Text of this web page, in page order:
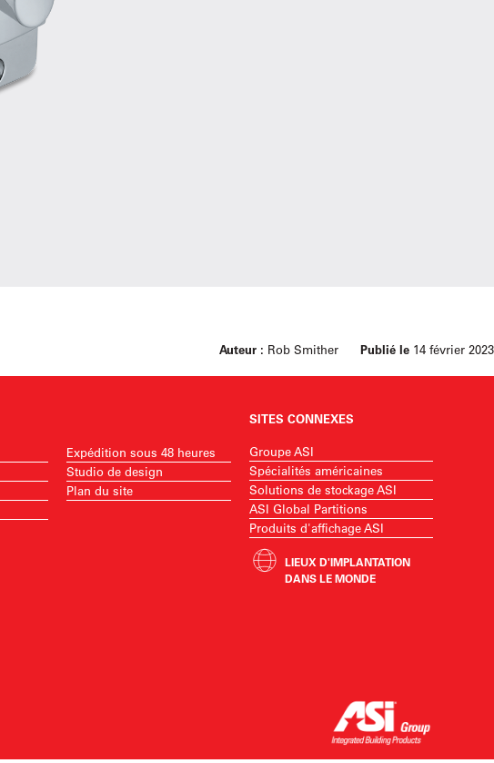
Auteur : Rob Smither Publié le 14 février 2023
Expédition sous 48 heures
Studio de design
Plan du site
SITES CONNEXES
Groupe ASI
Spécialités américaines
Solutions de stockage ASI
ASI Global Partitions
Produits d'affichage ASI
LIEUX D'IMPLANTATION
DANS LE MONDE